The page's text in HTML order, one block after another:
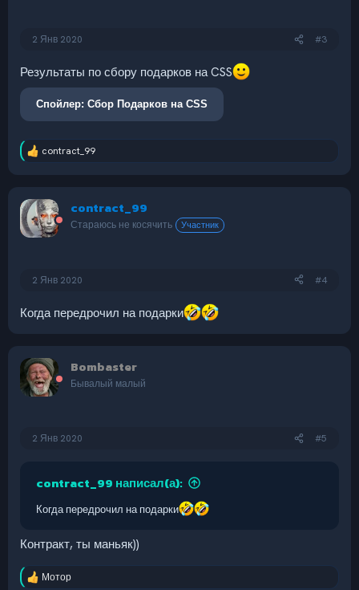
2 Янв 2020 #3
Результаты по сбору подарков на CSS
Спойлер: Сбор Подарков на CSS
Р
ц
и
и
contract_99
contract_99
Стараюсь не косячить Участник
2 Янв 2020 #4
Когда передрочил на подарки
Bombaster
Бывалый малый
2 Янв 2020 #5
contract_99 написал(а):
Когда передрочил на подарки
Контракт, ты маньяк))
Р
Мотор